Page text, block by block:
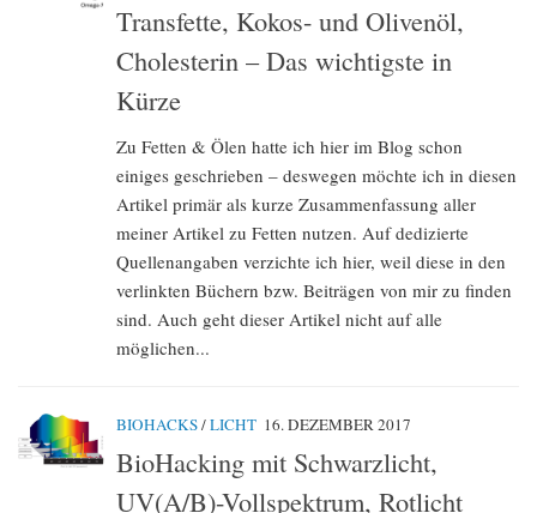
Transfette, Kokos- und Olivenöl,
Cholesterin – Das wichtigste in
Kürze
Zu Fetten & Ölen hatte ich hier im Blog schon
einiges geschrieben – deswegen möchte ich in diesen
Artikel primär als kurze Zusammenfassung aller
meiner Artikel zu Fetten nutzen. Auf dedizierte
Quellenangaben verzichte ich hier, weil diese in den
verlinkten Büchern bzw. Beiträgen von mir zu finden
sind. Auch geht dieser Artikel nicht auf alle
möglichen...
BIOHACKS/LICHT 16. DEZEMBER 2017
BioHacking mit Schwarzlicht,
UV(A/B)-Vollspektrum, Rotlicht